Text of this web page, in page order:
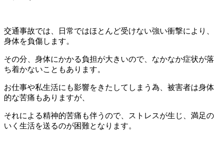
交通事故では、日常ではほとんど受けない強い衝撃により、
身体を負傷します。
その分、身体にかかる負担が大きいので、なかなか症状が落
ち着かないこともあります。
お仕事や私生活にも影響をきたしてしまう為、被害者は身体
的な苦痛もありますが、
それによる精神的苦痛も伴うので、ストレスが生じ、満足の
いく生活を送るのが困難となります。